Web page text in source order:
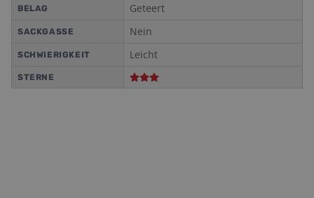
BELAG Geteert
SACKGASSE Nein
SCHWIERIGKEIT Leicht
STERNE